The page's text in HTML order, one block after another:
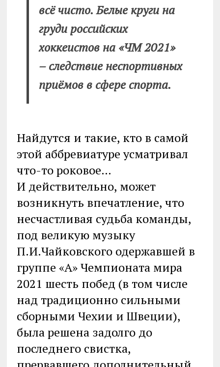
всё чисто. Белые круги на
груди российских
хоккеистов на «ЧМ 2021»
– следствие неспортивных
приёмов в сфере спорта.
Найдутся и такие, кто в самой
этой аббревиатуре усматривал
что-то роковое…
И действительно, может
возникнуть впечатление, что
несчастливая судьба команды,
под великую музыку
П.И.Чайковского одержавшей в
группе «А» Чемпионата мира
2021 шесть побед (в том числе
над традиционно сильными
сборными Чехии и Швеции),
была решена задолго до
последнего свистка,